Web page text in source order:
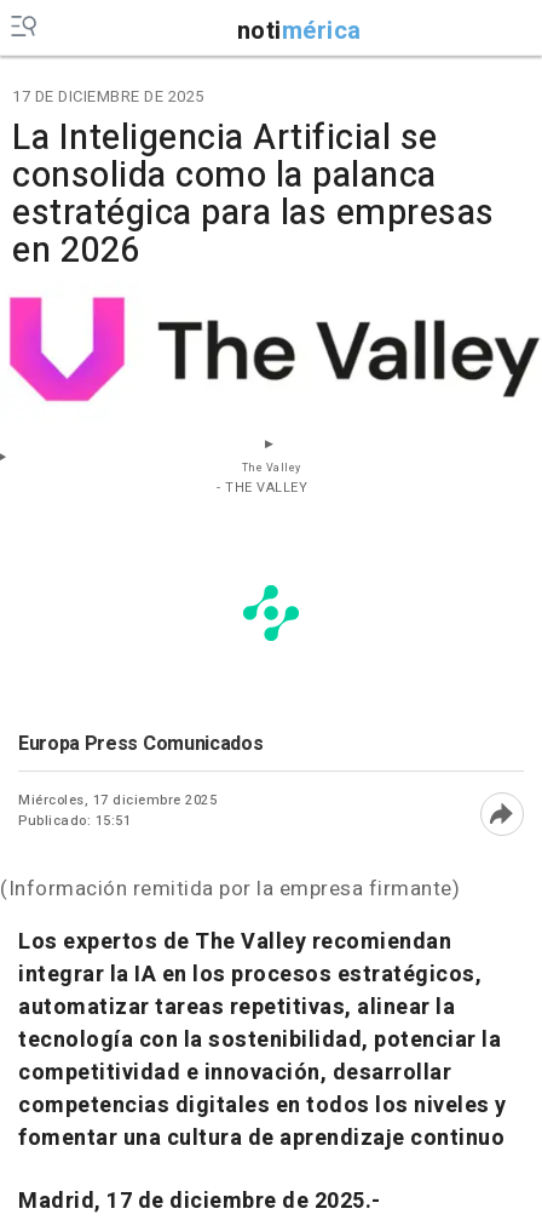
notimérica
17 DE DICIEMBRE DE 2025
La Inteligencia Artificial se
consolida como la palanca
estratégica para las empresas
en 2026
The Valley
- THE VALLEY
Europa Press Comunicados
Miércoles, 17 diciembre 2025
Publicado: 15:51
(Información remitida por la empresa firmante)
Los expertos de The Valley recomiendan
integrar la IA en los procesos estratégicos,
automatizar tareas repetitivas, alinear la
tecnología con la sostenibilidad, potenciar la
competitividad e innovación, desarrollar
competencias digitales en todos los niveles y
fomentar una cultura de aprendizaje continuo
Madrid, 17 de diciembre de 2025.-